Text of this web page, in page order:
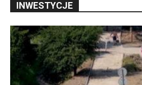
INWESTYCJE